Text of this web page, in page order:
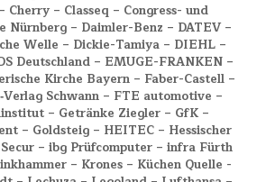
Cherry – Classeq – Congress- und
Nürnberg – Daimler-Benz – DATEV –
Welle – Dickie-Tamiya – DIEHL –
Deutschland – EMUGE-FRANKEN –
Kirche Bayern – Faber-Castell –
Schwann – FTE automotive –
– Getränke Ziegler – GfK –
– Goldsteig – HEITEC – Hessischer
– ibg Prüfcomputer – infra Fürth
– Krones – Küchen Quelle -